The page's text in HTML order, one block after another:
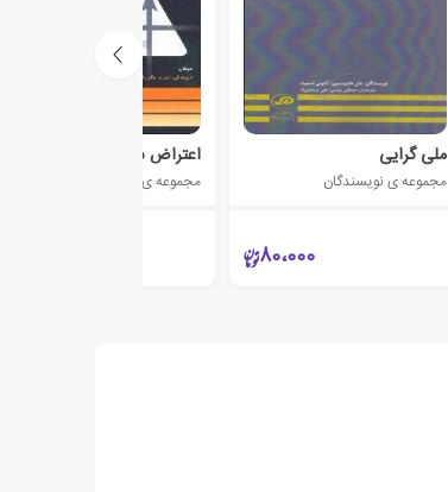
ملی گرایی
مجموعه ی نویسندگان
80،000
مجموعه ی نویسندگان